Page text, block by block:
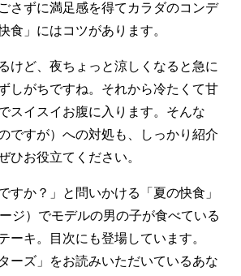
さずに満足感を得てカラダのコンデ
食」にはコツがあります。
けど、夜ちょっと涼しくなると急に
しがちですね。それから冷たくて甘
スイスイお腹に入ります。そんな
ですが）への対処も、しっかり紹介
ひお役立てください。
すか？」と問いかける「夏の快食」
ジ）でモデルの男の子が食べている
ーキ。目次にも登場しています。
ーズ」をお読みいただいているあな